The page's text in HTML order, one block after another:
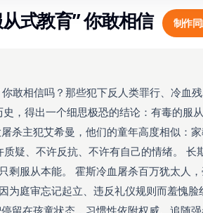
式教育” 你敢相信 制作
敢相信吗？那些犯下反人类罪行、冷血
，得出一个细思极恐的结论：有毒的服
杀主犯艾希曼，他们的童年高度相似：
疑、不许反抗、不许有自己的情绪。 长
服从本能。 霍斯冷血屠杀百万犹太人
为庭审忘记起立、违反礼仪规则而羞愧
留在孩童状态，习惯性依附权威、追随